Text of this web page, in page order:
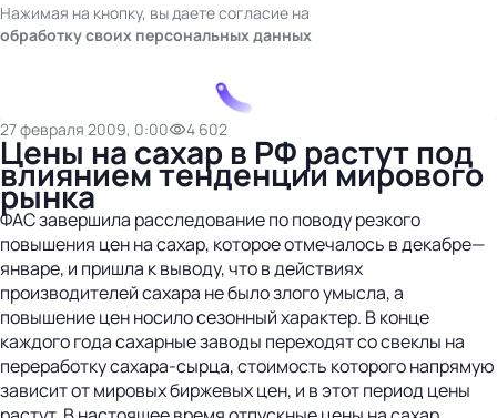
Нажимая на кнопку, вы даете согласие на
обработку своих персональных данных
27 февраля 2009, 0:00 4 602
Цены на сахар в РФ растут под
влиянием тенденции мирового
рынка
ФАС завершила расследование по поводу резкого
повышения цен на сахар, которое отмечалось в декабре—
январе, и пришла к выводу, что в действиях
производителей сахара не было злого умысла, а
повышение цен носило сезонный характер. В конце
каждого года сахарные заводы переходят со свеклы на
переработку сахара-сырца, стоимость которого напрямую
зависит от мировых биржевых цен, и в этот период цены